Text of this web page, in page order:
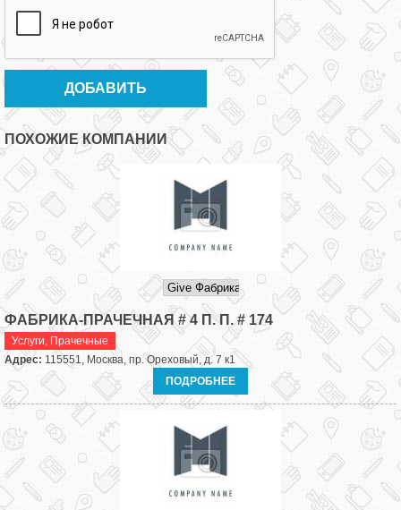
ПОХОЖИЕ КОМПАНИИ
ФАБРИКА-ПРАЧЕЧНАЯ # 4 П. П. # 174
Услуги, Прачечные
Адрес: 115551, Москва, пр. Ореховый, д. 7 к1
ПОДРОБНЕЕ